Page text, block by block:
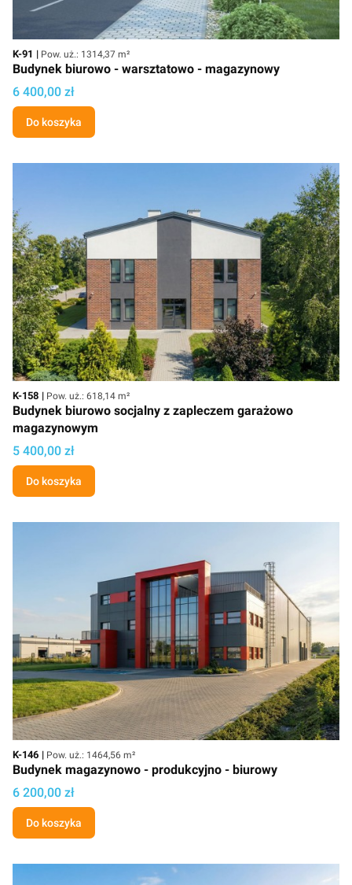
Kod
K-91 Powierzchnia użytkowa
Pow. uż.: 1314,37 m²
Budynek biurowo - warsztatowo - magazynowy
Cena projektu
6 400,00 zł
Do koszyka
Kod
K-158 Powierzchnia użytkowa
Pow. uż.: 618,14 m²
Budynek biurowo socjalny z zapleczem garażowo
magazynowym
Cena projektu
5 400,00 zł
Do koszyka
Kod
K-146 Powierzchnia użytkowa
Pow. uż.: 1464,56 m²
Budynek magazynowo - produkcyjno - biurowy
Cena projektu
6 200,00 zł
Do koszyka